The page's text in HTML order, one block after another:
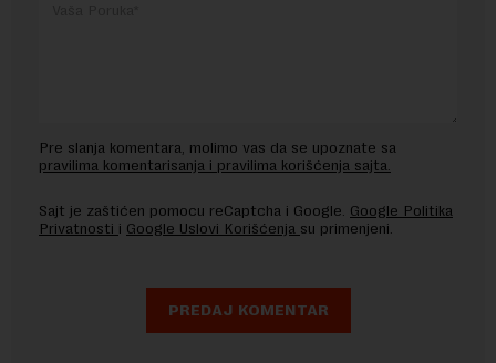
Pre slanja komentara, molimo vas da se upoznate sa
pravilima komentarisanja i pravilima korišćenja sajta.
Sajt je zaštićen pomocu reCaptcha i Google. Google Politika
Privatnosti i Google Uslovi Korišćenja su primenjeni.